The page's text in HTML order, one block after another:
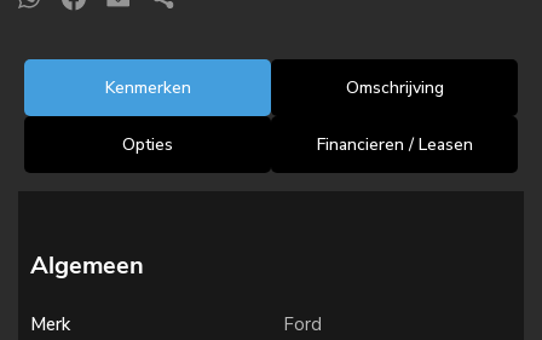
Kenmerken Omschrijving
Opties Financieren / Leasen
Algemeen
Merk Ford